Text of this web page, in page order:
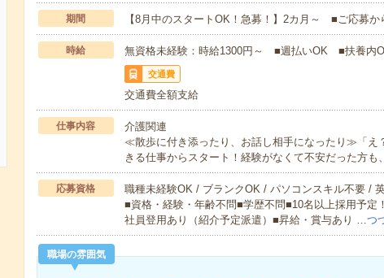
期間 【8月中のスタートOK！急募！】2カ月～ ■ご応募か
時給 無資格未経験：時給1300円～ ■週払いOK ■扶養内
交通費
交通費全額支給
仕事内容
介護関連
≪散歩に付き添ったり、お話し相手になったり≫「え
きる仕事からスタート！経験がなくて不安だった方
応募資格
職種未経験OK / ブランクOK / パソコンスキル不要 /
■資格・経験・年齢不問■学歴不問■10名以上採用予
社員登用あり（紹介予定派遣）■昇給・賞与あり …つ
職場の雰囲気